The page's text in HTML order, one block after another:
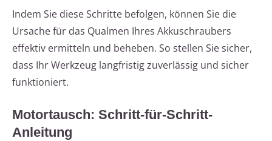
Indem Sie diese Schritte befolgen, können Sie die
Ursache für das Qualmen Ihres Akkuschraubers
effektiv ermitteln und beheben. So stellen Sie sicher,
dass Ihr Werkzeug langfristig zuverlässig und sicher
funktioniert.
Motortausch: Schritt-für-Schritt-
Anleitung